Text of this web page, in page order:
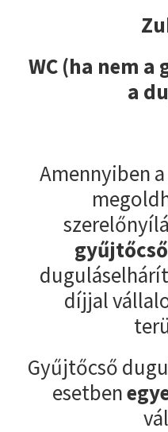
WC (ha nem
a
Amennyiben
gyűjtőcső
díjjal
Gyűjtőcső
esetben